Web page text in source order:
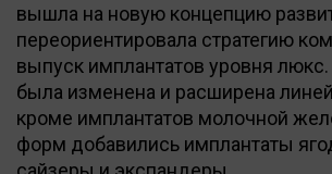
вышла на новую концепцию
переориентировала стратегию
выпуск имплантатов уровня люкс.
была изменена и расширена
кроме имплантатов молочной
форм добавились имплантаты